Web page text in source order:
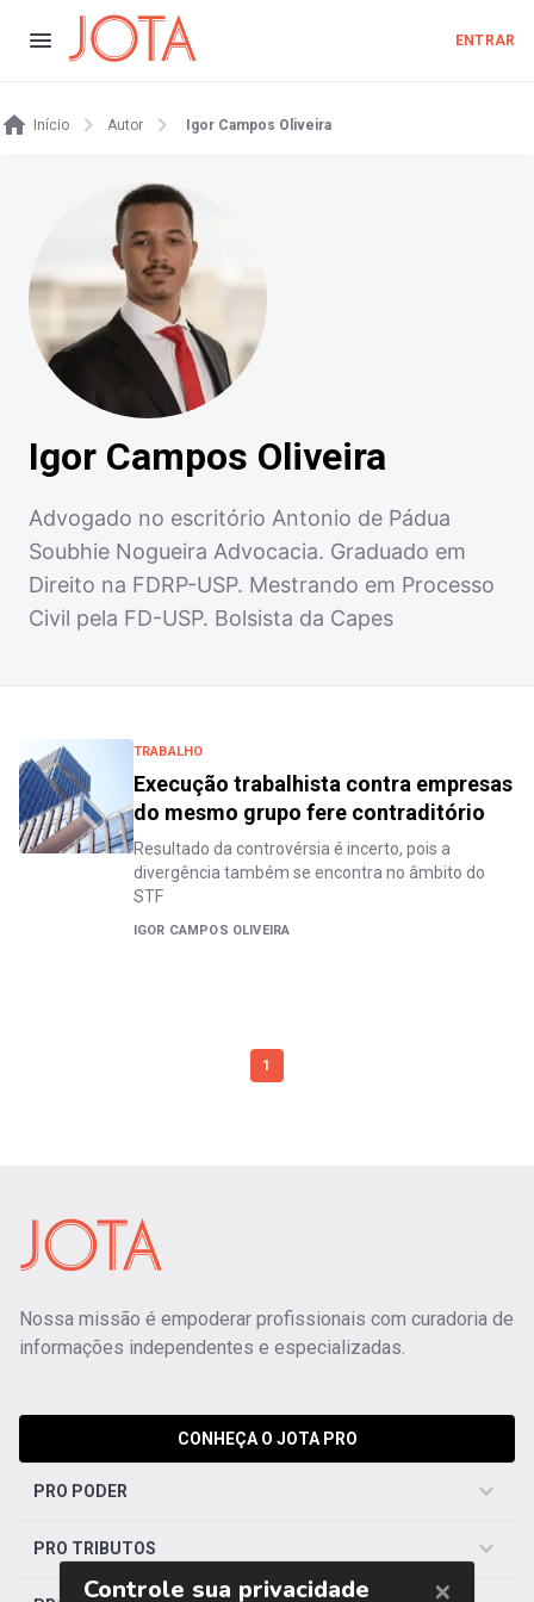
ENTRAR
Início Autor Igor Campos Oliveira
Igor Campos Oliveira
Advogado no escritório Antonio de Pádua
Soubhie Nogueira Advocacia. Graduado em
Direito na FDRP-USP. Mestrando em Processo
Civil pela FD-USP. Bolsista da Capes
TRABALHO
Execução trabalhista contra empresas
do mesmo grupo fere contraditório
Resultado da controvérsia é incerto, pois a
divergência também se encontra no âmbito do
STF
IGOR CAMPOS OLIVEIRA
1
Nossa missão é empoderar profissionais com curadoria de
informações independentes e especializadas.
CONHEÇA O JOTA PRO
PRO PODER
PRO TRIBUTOS